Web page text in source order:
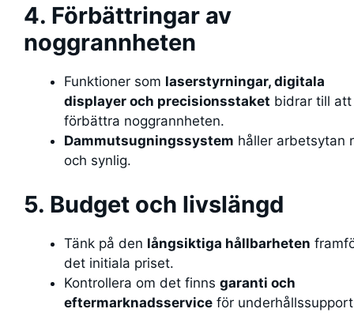
4. Förbättringar av
noggrannheten
Funktioner som laserstyrningar, digitala
displayer och precisionsstaket bidrar till att
förbättra noggrannheten.
Dammutsugningssystem håller arbetsytan
och synlig.
5. Budget och livslängd
Tänk på den långsiktiga hållbarheten
det initiala priset.
Kontrollera om det finns garanti och
eftermarknadsservice för